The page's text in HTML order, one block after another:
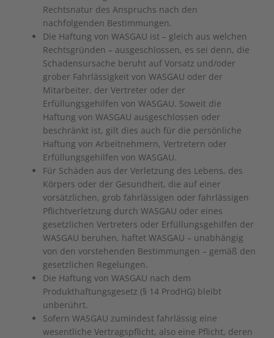
Rechtsnatur des Anspruchs nach den
nachfolgenden Bestimmungen.
Die Haftung von WASGAU ist – gleich aus welchen
Rechtsgründen – ausgeschlossen, es sei denn, die
Schadensursache beruht auf Vorsatz und/oder
grober Fahrlässigkeit von WASGAU oder der
Mitarbeiter, der Vertreter oder der
Erfüllungsgehilfen von WASGAU. Soweit die
Haftung von WASGAU ausgeschlossen oder
beschränkt ist, gilt dies auch für die persönliche
Haftung von Arbeitnehmern, Vertretern oder
Erfüllungsgehilfen von WASGAU.
Für Schäden aus der Verletzung des Lebens, des
Körpers oder der Gesundheit, die auf einer
vorsätzlichen, grob fahrlässigen oder fahrlässigen
Pflichtverletzung durch WASGAU oder eines
gesetzlichen Vertreters oder Erfüllungsgehilfen der
WASGAU beruhen, haftet WASGAU – unabhängig
von den vorstehenden Bestimmungen – gemäß den
gesetzlichen Regelungen.
Die Haftung von WASGAU nach dem
Produkthaftungsgesetz (§ 14 ProdHG) bleibt
unberührt.
Sofern WASGAU zumindest fahrlässig eine
wesentliche Vertragspflicht, also eine Pflicht, deren